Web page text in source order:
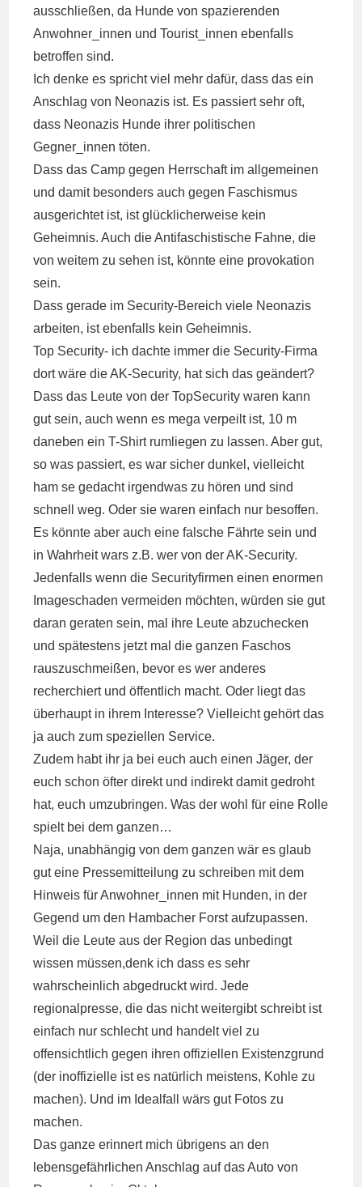
ausschließen, da Hunde von spazierenden
Anwohner_innen und Tourist_innen ebenfalls
betroffen sind.
Ich denke es spricht viel mehr dafür, dass das ein
Anschlag von Neonazis ist. Es passiert sehr oft,
dass Neonazis Hunde ihrer politischen
Gegner_innen töten.
Dass das Camp gegen Herrschaft im allgemeinen
und damit besonders auch gegen Faschismus
ausgerichtet ist, ist glücklicherweise kein
Geheimnis. Auch die Antifaschistische Fahne, die
von weitem zu sehen ist, könnte eine provokation
sein.
Dass gerade im Security-Bereich viele Neonazis
arbeiten, ist ebenfalls kein Geheimnis.
Top Security- ich dachte immer die Security-Firma
dort wäre die AK-Security, hat sich das geändert?
Dass das Leute von der TopSecurity waren kann
gut sein, auch wenn es mega verpeilt ist, 10 m
daneben ein T-Shirt rumliegen zu lassen. Aber gut,
so was passiert, es war sicher dunkel, vielleicht
ham se gedacht irgendwas zu hören und sind
schnell weg. Oder sie waren einfach nur besoffen.
Es könnte aber auch eine falsche Fährte sein und
in Wahrheit wars z.B. wer von der AK-Security.
Jedenfalls wenn die Securityfirmen einen enormen
Imageschaden vermeiden möchten, würden sie gut
daran geraten sein, mal ihre Leute abzuchecken
und spätestens jetzt mal die ganzen Faschos
rauszuschmeißen, bevor es wer anderes
recherchiert und öffentlich macht. Oder liegt das
überhaupt in ihrem Interesse? Vielleicht gehört das
ja auch zum speziellen Service.
Zudem habt ihr ja bei euch auch einen Jäger, der
euch schon öfter direkt und indirekt damit gedroht
hat, euch umzubringen. Was der wohl für eine Rolle
spielt bei dem ganzen…
Naja, unabhängig von dem ganzen wär es glaub
gut eine Pressemitteilung zu schreiben mit dem
Hinweis für Anwohner_innen mit Hunden, in der
Gegend um den Hambacher Forst aufzupassen.
Weil die Leute aus der Region das unbedingt
wissen müssen,denk ich dass es sehr
wahrscheinlich abgedruckt wird. Jede
regionalpresse, die das nicht weitergibt schreibt ist
einfach nur schlecht und handelt viel zu
offensichtlich gegen ihren offiziellen Existenzgrund
(der inoffizielle ist es natürlich meistens, Kohle zu
machen). Und im Idealfall wärs gut Fotos zu
machen.
Das ganze erinnert mich übrigens an den
lebensgefährlichen Anschlagauf das Auto von